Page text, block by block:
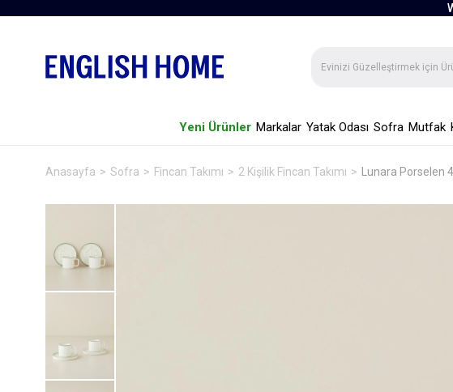
Yeni Ürünler Markalar Yatak Odası Sofra Mutfak
Anasayfa Sofra Fincan Takımı 2 Kişilik Fincan Takımı Lunara Porselen